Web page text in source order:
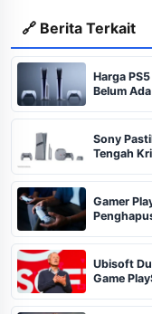
🔗 Berita Terkait
Harga
Belum
Sony
Tengah
Gamer
Ubisoft
Game